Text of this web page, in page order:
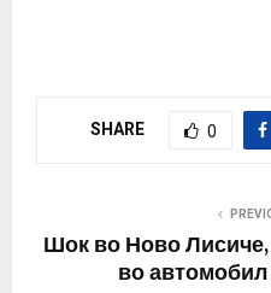
SHARE 0
Шок во Ново
во